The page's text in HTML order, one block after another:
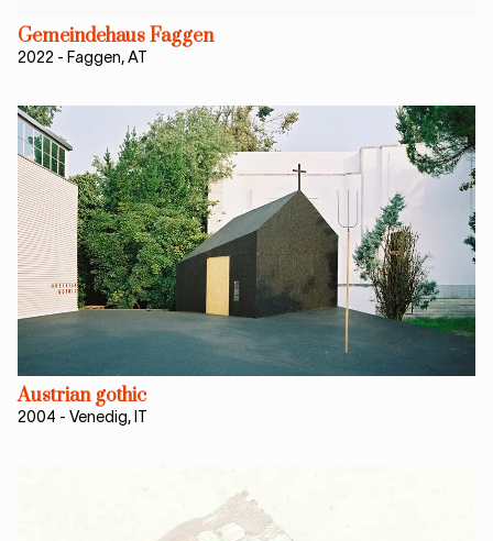
Gemeindehaus Faggen
2022 - Faggen, AT
Austrian gothic
2004 - Venedig, IT